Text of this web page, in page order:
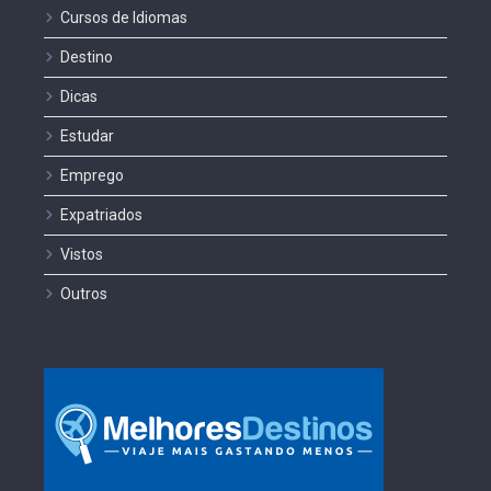
Cursos de Idiomas
Destino
Dicas
Estudar
Emprego
Expatriados
Vistos
Outros